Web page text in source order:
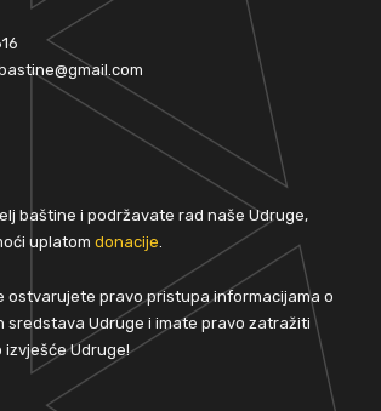
baštine i podržavate rad naše Udruge,
uplatom donacije.
ostvarujete pravo pristupa informacijama o
sredstava Udruge i imate pravo zatražiti
izvješće Udruge!